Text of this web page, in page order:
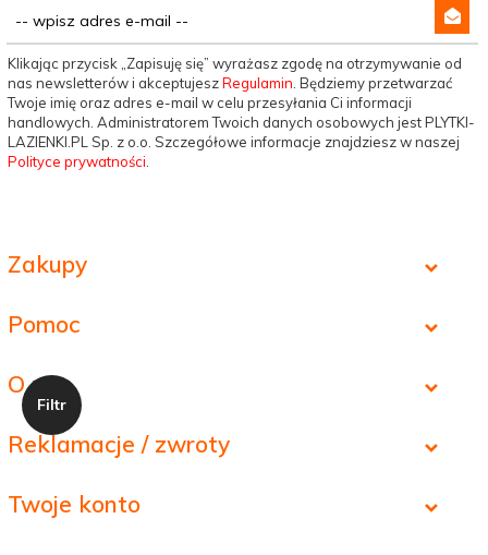
Klikając przycisk „Zapisuję się” wyrażasz zgodę na otrzymywanie od
nas newsletterów i akceptujeszRegulamin . Będziemy przetwarzać
Twoje imię oraz adres e-mail w celu przesyłania Ci informacji
handlowych. Administratorem Twoich danych osobowych jest PLYTKI-
LAZIENKI.PL Sp. z o.o. Szczegółowe informacje znajdziesz w naszej
Polityce prywatności
Zakupy
Pomoc
O nas
Reklamacje / zwroty
Twoje konto